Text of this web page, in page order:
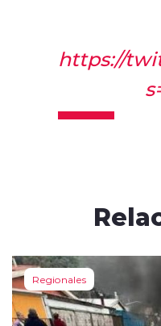
https://
Regionales